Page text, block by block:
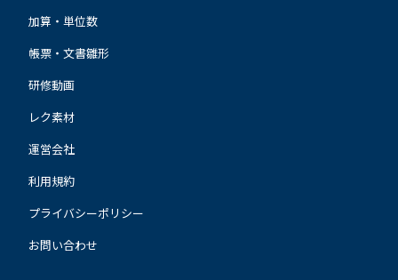
加算・単位数
帳票・文書雛形
研修動画
レク素材
運営会社
利用規約
プライバシーポリシー
お問い合わせ